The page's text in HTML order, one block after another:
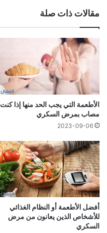
مقالات ذات صلة
الأطعمة التي يجب الحد منها إذا كنت
مصاب بمرض السكري
2023-09-06
أفضل الأطعمة أو النظام الغذائي
للأشخاص الذين يعانون من مرض
السكري